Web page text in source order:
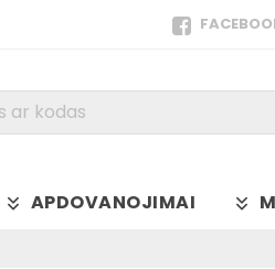
APDOVANOJIMAI